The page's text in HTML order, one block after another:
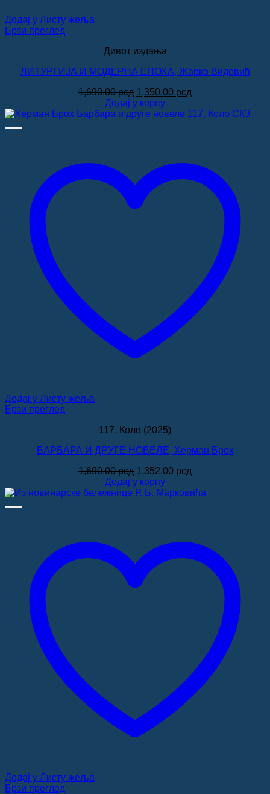
Додај у Листу жеља
Брзи преглед
Дивот издања
ЛИТУРГИЈА И МОДЕРНА ЕПОХА, Жарко Видовић
1,690.00рсд Оригинална
цена
је
1,350.00 рсд
је:
Додај у корпу
Додај у Листу жеља
Брзи преглед
117. Коло (2025)
БАРБАРА И ДРУГЕ НОВЕЛЕ, Херман Брох
1,690.00рсд Оригинална
цена
је
1,352.00 рсд
је:
Додај у корпу
Додај у Листу жеља
Брзи преглед